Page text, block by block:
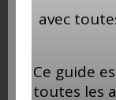
Ma boutique
avec
Ce guide
toutes les